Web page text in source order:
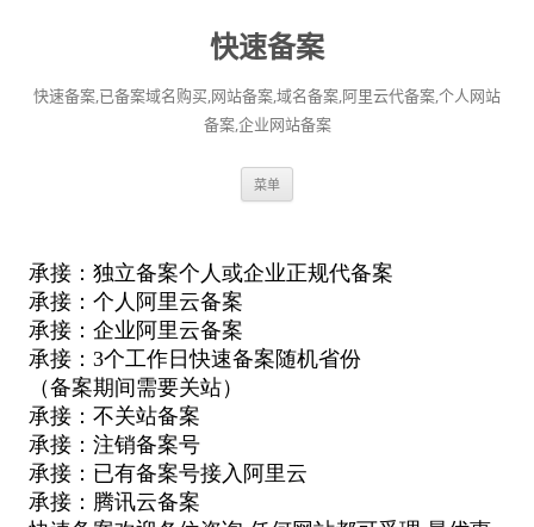
快速备案
快速备案,已备案域名购买,网站备案,域名备案,阿里云代备案,个人网站
备案,企业网站备案
菜单